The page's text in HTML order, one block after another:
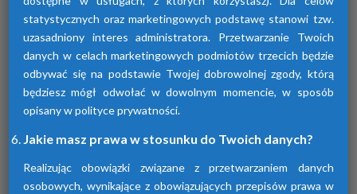
Osuszacze adsorpcyjne
Urządzenia te przyczyniają się do osuszania
powietrza za pomocą adsorpcji wilgoci. Są
dostępne w różnych seriach. Każda z nich
statystycznych oraz marketingowych podstawę stanowi tzw.
uzasadniony interes administratora. Przetwarzanie Twoich
danych w celach marketingowych podmiotów trzecich będzie
odbywać się na podstawie Twojej dobrowolnej zgody, którą
będziesz mógł odwołać w dowolnym momencie, w sposób
opisany w polityce prywatności.
Jakie masz prawa w stosunku do Twoich danych?
Realizując obowiązki związane z przetwarzaniem danych
osobowych, wynikające z obowiązujących przepisów prawa w